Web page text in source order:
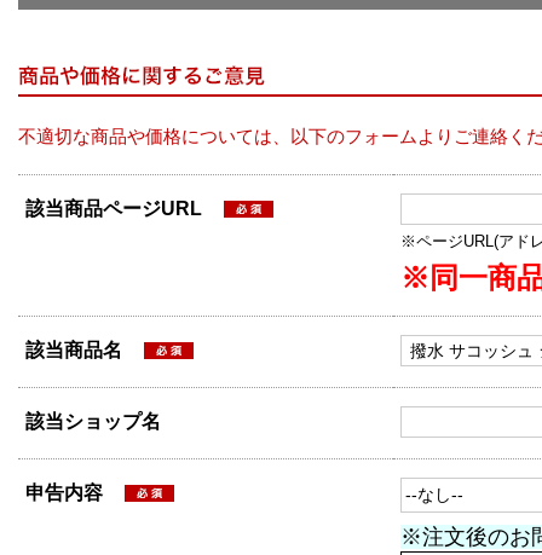
不適切な商品や価格については、以下のフォームよりご連絡く
該当商品ページURL
※ページURL(アド
※同一商
該当商品名
該当ショップ名
申告内容
※注文後のお